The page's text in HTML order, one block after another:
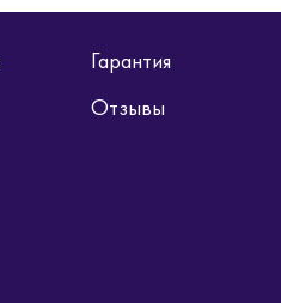
Гарантия
Отзывы